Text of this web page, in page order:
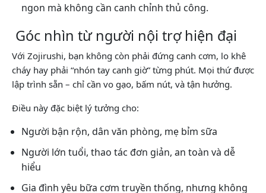
ngon mà không cần canh chỉnh thủ công.
Góc nhìn từ người nội trợ hiện đại
Với Zojirushi, bạn không còn phải đứng canh cơm, lo khê
cháy hay phải “nhón tay canh giờ” từng phút. Mọi thứ được
lập trình sẵn – chỉ cần vo gạo, bấm nút, và tận hưởng.
Điều này đặc biệt lý tưởng cho:
Người bận rộn, dân văn phòng, mẹ bỉm sữa
Người lớn tuổi, thao tác đơn giản, an toàn và dễ
hiểu
Gia đình yêu bữa cơm truyền thống, nhưng không